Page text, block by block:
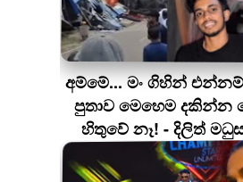
අම්මේ... මං ගිහින්
පුතාව මෙහෙම දකින්න
හිතුවේ නෑ! - දිලිත්